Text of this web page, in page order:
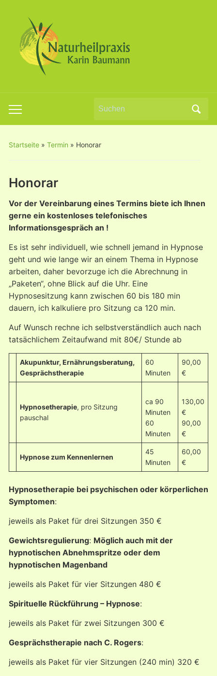
Toggle
mobile
Search
Startseite» Termin » Honorar
Honorar
Vor der Vereinbarung eines Termins biete ich Ihnen
gerne ein kostenloses telefonisches
Informationsgespräch an !
Es ist sehr individuell, wie schnell jemand in Hypnose
geht und wie lange wir an einem Thema in Hypnose
arbeiten, daher bevorzuge ich die Abrechnung in
„Paketen“, ohne Blick auf die Uhr. Eine
Hypnosesitzung kann zwischen 60 bis 180 min
dauern, ich kalkuliere pro Sitzung ca 120 min.
Auf Wunsch rechne ich selbstverständlich auch nach
tatsächlichem Zeitaufwand mit 80€/ Stunde ab
Akupunktur, Ernährungsberatung,
Gesprächstherapie
60
Minuten
90,00
€
Hypnosetherapie, pro Sitzung
pauschal
ca 90
Minuten
60
Minuten
130,00
€
90,00
€
Hypnose zum Kennenlernen
45
Minuten
60,00
€
Hypnosetherapie bei psychischen oder körperlichen
Symptomen:
jeweils als Paket für drei Sitzungen 350 €
Gewichtsregulierung: Möglich auch mit der
hypnotischen Abnehmspritze oder dem
hypnotischen Magenband
jeweils als Paket für vier Sitzungen 480 €
Spirituelle Rückführung – Hypnose:
jeweils als Paket für zwei Sitzungen 300 €
Gesprächstherapie nach C. Rogers:
jeweils als Paket für vier Sitzungen (240 min) 320 €